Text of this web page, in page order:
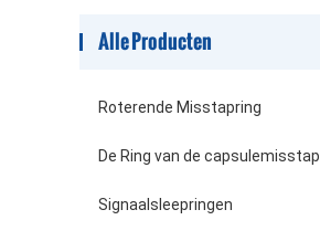
Alle Producten
Roterende Misstapring
De Ring van de capsulemisstap
Signaalsleepringen